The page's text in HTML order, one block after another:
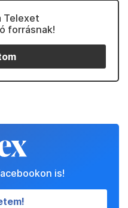
Telexet
forrásnak!
is!